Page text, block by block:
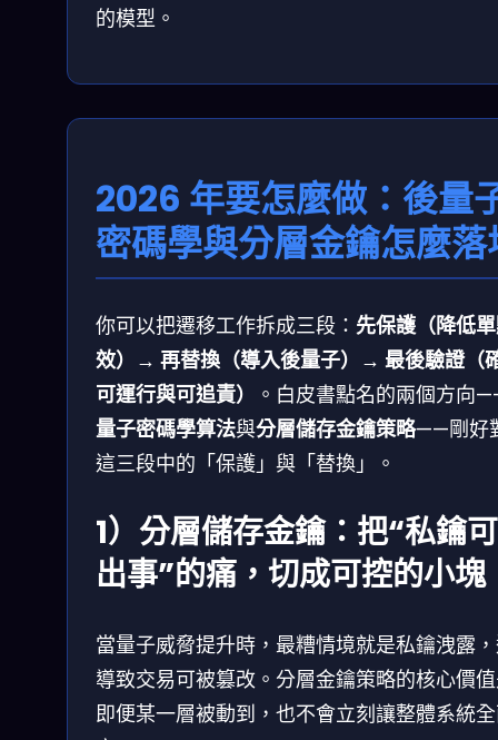
的模型。
2026 年要怎麼做：後量
密碼學與分層金鑰怎麼落
你可以把遷移工作拆成三段： 先保護（降低
效）→ 再替換（導入後量子）→ 最後驗證（
可運行與可追責）
。白皮書點名的兩個方向
量子密碼學算法與分層儲存金鑰策略——剛好
這三段中的「保護」與「替換」。
1）分層儲存金鑰：把“私鑰
出事”的痛，切成可控的小塊
當量子威脅提升時，最糟情境就是私鑰洩露
導致交易可被篡改。分層金鑰策略的核心價
即便某一層被動到，也不會立刻讓整體系統